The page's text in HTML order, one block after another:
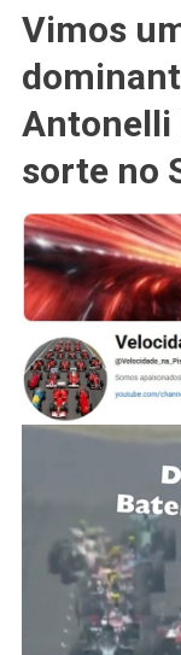
Vimos
Antonelli
sorte no